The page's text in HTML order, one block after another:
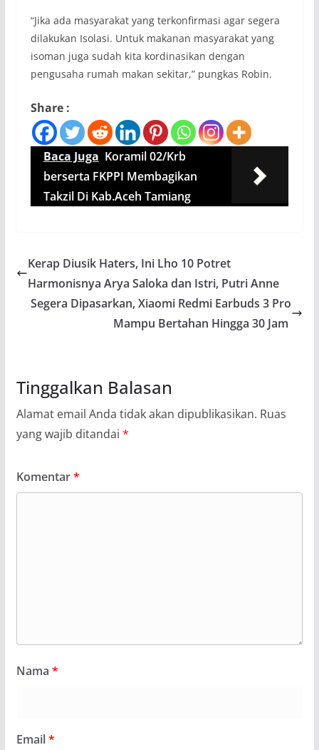
“Jika ada masyarakat yang terkonfirmasi agar segera
dilakukan Isolasi. Untuk makanan masyarakat yang
isoman juga sudah kita kordinasikan dengan
pengusaha rumah makan sekitar,” pungkas Robin.
Share :
Baca Juga Koramil 02/Krb
berserta FKPPI Membagikan
Takzil Di Kab.Aceh Tamiang
Kerap Diusik Haters, Ini Lho 10 Potret
Harmonisnya Arya Saloka dan Istri, Putri Anne
Segera Dipasarkan, Xiaomi Redmi Earbuds 3 Pro
Mampu Bertahan Hingga 30 Jam
Tinggalkan Balasan
Alamat email Anda tidak akan dipublikasikan. Ruas
yang wajib ditandai *
Komentar*
Nama *
Email*